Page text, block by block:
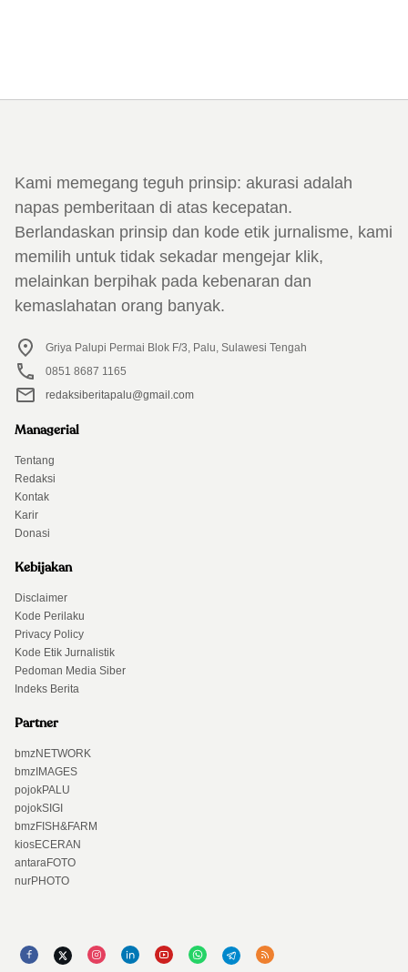
Kami memegang teguh prinsip: akurasi adalah
napas pemberitaan di atas kecepatan.
Berlandaskan prinsip dan kode etik jurnalisme, kami
memilih untuk tidak sekadar mengejar klik,
melainkan berpihak pada kebenaran dan
kemaslahatan orang banyak.
Griya Palupi Permai Blok F/3, Palu, Sulawesi Tengah
0851 8687 1165
redaksiberitapalu@gmail.com
Managerial
Tentang
Redaksi
Kontak
Karir
Donasi
Kebijakan
Disclaimer
Kode Perilaku
Privacy Policy
Kode Etik Jurnalistik
Pedoman Media Siber
Indeks Berita
Partner
bmzNETWORK
bmzIMAGES
pojokPALU
pojokSIGI
bmzFISH&FARM
kiosECERAN
antaraFOTO
nurPHOTO